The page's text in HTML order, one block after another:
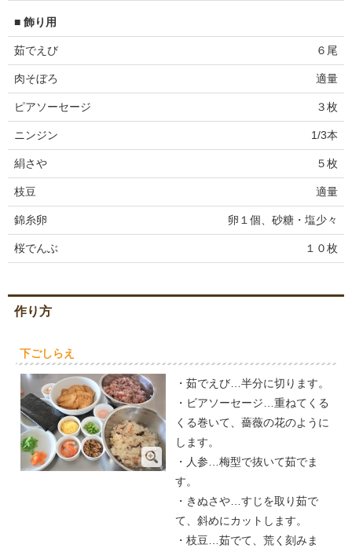
■ 飾り用
茹でえび ６尾
肉そぼろ 適量
ピアソーセージ ３枚
ニンジン 1/3本
絹さや ５枚
枝豆 適量
錦糸卵 卵１個、砂糖・塩少々
桜でんぶ １０枚
作り方
下ごしらえ
・茹でえび…半分に切ります。
・ビアソーセージ…重ねてくる
くる巻いて、薔薇の花のように
します。
・人参…梅型で抜いて茹でま
す。
・きぬさや…すじを取り茹で
て、斜めにカットします。
・枝豆…茹でて、荒く刻みま